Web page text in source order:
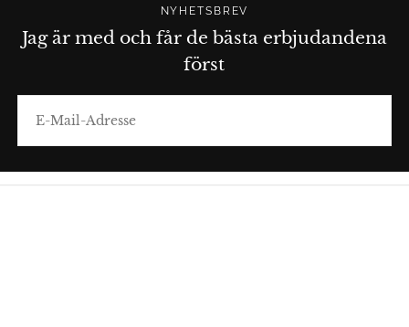
NYHETSBREV
Jag är med och får de bästa erbjudandena
först
MAIL
ABONNIEREN